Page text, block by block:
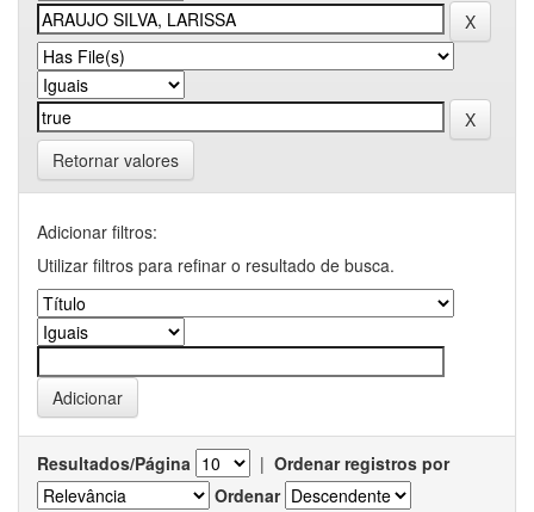
Retornar valores
Adicionar filtros:
Utilizar filtros para refinar o resultado de busca.
Resultados/Página | Ordenar registros por
Ordenar